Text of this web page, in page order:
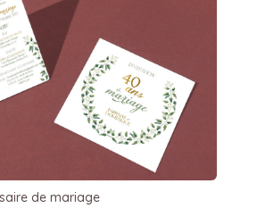
de mariage